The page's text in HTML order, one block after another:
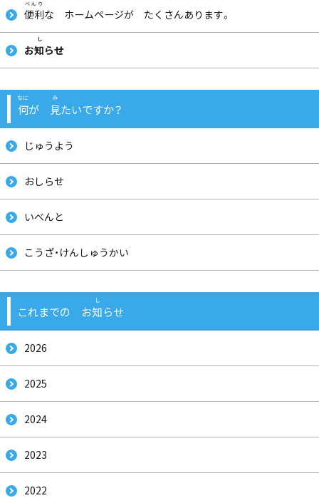
便利な ホームページが たくさんあります。
お知らせ
何が 見たいですか？
じゅうよう
おしらせ
いべんと
こうざ・けんしゅうかい
これまでの お知らせ
2026
2025
2024
2023
2022